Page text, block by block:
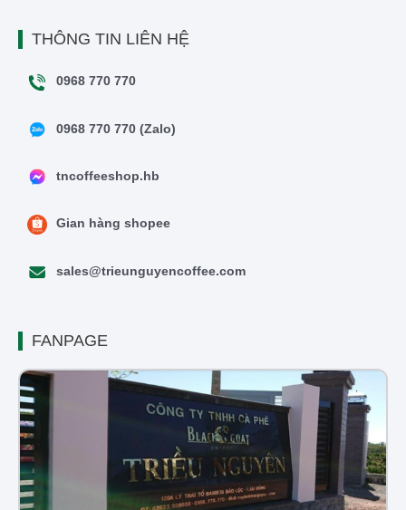
THÔNG TIN LIÊN HỆ
0968 770 770
0968 770 770 (Zalo)
tncoffeeshop.hb
Gian hàng shopee
sales@trieunguyencoffee.com
FANPAGE